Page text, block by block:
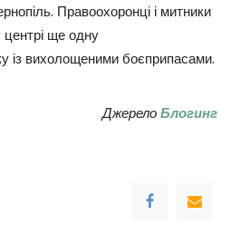
Правоохоронці і митники
ще одну
із вихолощеними боєприпасами.
ДжерелоБлогинг